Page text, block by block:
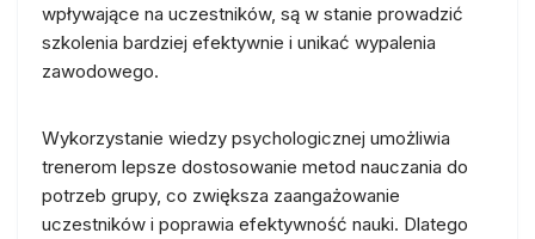
wpływające na uczestników, są w stanie prowadzić
szkolenia bardziej efektywnie i unikać wypalenia
zawodowego.
Wykorzystanie wiedzy psychologicznej umożliwia
trenerom lepsze dostosowanie metod nauczania do
potrzeb grupy, co zwiększa zaangażowanie
uczestników i poprawia efektywność nauki. Dlatego